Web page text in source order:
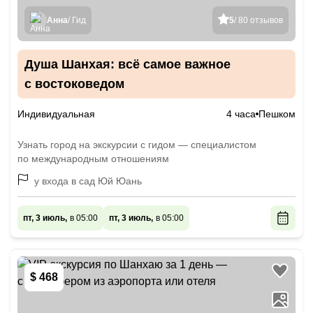
5/ 80 отзывов
Анна/ Гид
Душа Шанхая: всё самое важное
с востоковедом
Индивидуальная 4 часа Пешком
Узнать город на экскурсии с гидом — специалистом
по международным отношениям
y входа в сад Юй Юань
пт, 3 июль, в 05:00 пт, 3 июль, в 05:00
$ 468